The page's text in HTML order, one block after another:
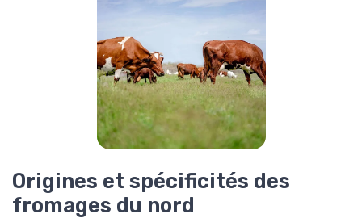
Origines et spécificités des
fromages du nord